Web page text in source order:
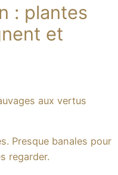
: plantes
et
aux vertus
Presque banales pour
regarder.